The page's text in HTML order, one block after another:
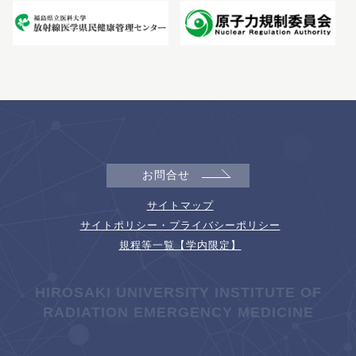
お問合せ
サイトマップ
サイトポリシー・プライバシーポリシー
規程等一覧【学内限定】
HIROSAKI UNIVERSITY INSTITUTE OF
RADIATION EMERGENCY MEDICINE